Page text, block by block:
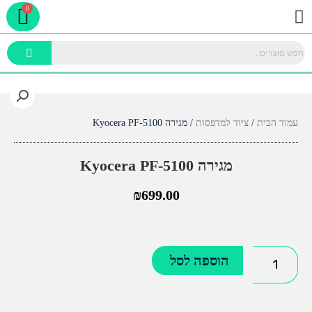
דילוג
לתוכןתפריט
עמוד הבית / ציוד למדפסות / מגירה Kyocera PF-5100
מגירה Kyocera PF-5100
₪699.00
כמות
של
הוספה לסל